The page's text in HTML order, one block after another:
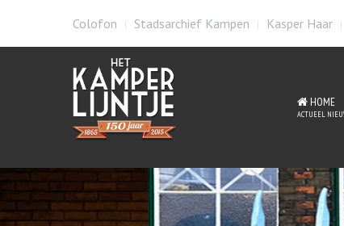
Colofon Stadsarchief Kampen Kasper Haar
HOME
ACTUEEL